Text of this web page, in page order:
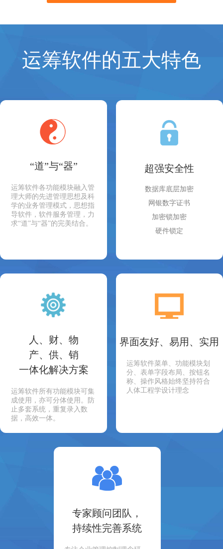
运筹软件的五大特色
“道”与“器”
运筹软件各功能模块融入管
理大师的先进管理思想及科
学的业务管理模式，思想指
导软件，软件服务管理，力
求“道”与“器”的完美结合。
超强安全性
数据库底层加密
网银数字证书
加密锁加密
硬件锁定
人、财、物
产、供、销
一体化解决方案
运筹软件所有功能模块可集
成使用，亦可分体使用。防
止多套系统，重复录入数
据，高效一体。
界面友好、易用、实用
运筹软件菜单、功能模块划
分、表单字段布局、按钮名
称、操作风格始终坚持符合
人体工程学设计理念
专家顾问团队，
持续性完善系统